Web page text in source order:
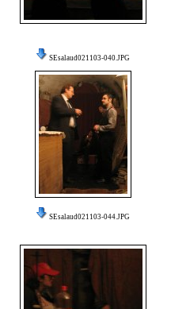
SEsalaud021103-040.JPG
SEsalaud021103-044.JPG